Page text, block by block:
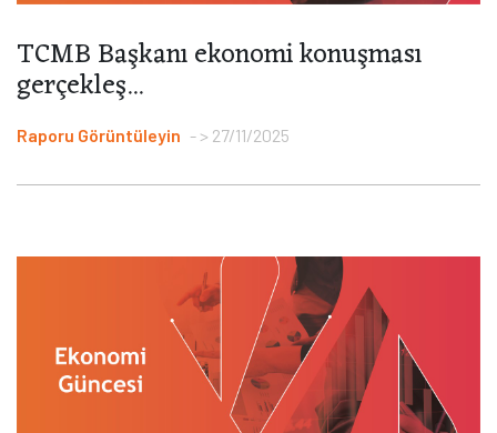
TCMB Başkanı ekonomi konuşması
gerçekleş...
Raporu Görüntüleyin > 27/11/2025